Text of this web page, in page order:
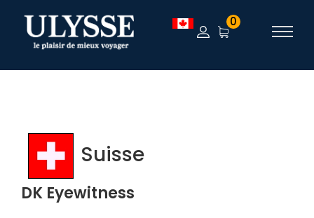
TEST 0
Suisse
DK Eyewitness